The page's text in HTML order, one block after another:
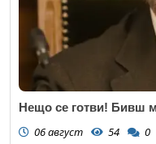
Нещо се готви! Бивш
06 август 54 0